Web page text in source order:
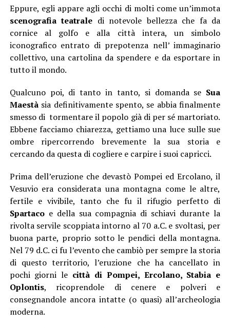
Eppure, egli appare agli occhi di molti come un’immota
scenografia teatrale di notevole bellezza che fa da
cornice al golfo e alla città intera, un simbolo
iconografico entrato di prepotenza nell’ immaginario
collettivo, una cartolina da spendere e da esportare in
tutto il mondo.
Qualcuno poi, di tanto in tanto, si domanda se Sua
Maestàsia definitivamente spento, se abbia finalmente
smesso di tormentare il popolo già di per sé martoriato.
Ebbene facciamo chiarezza, gettiamo una luce sulle sue
ombre ripercorrendo brevemente la sua storia e
cercando da questa di cogliere e carpire i suoi capricci.
Prima dell’eruzione che devastò Pompei ed Ercolano, il
Vesuvio era considerata una montagna come le altre,
fertile e vivibile, tanto che fu il rifugio perfetto di
Spartacoe della sua compagnia di schiavi durante la
rivolta servile scoppiata intorno al 70 a.C. e svoltasi, per
buona parte, proprio sotto le pendici della montagna.
Nel 79 d.C. ci fu l’evento che cambiò per sempre la storia
di questo territorio, l’eruzione che ha cancellato in
pochi giorni le città di Pompei, Ercolano, Stabia e
Oplontis, ricoprendole di cenere e polveri e
consegnandole ancora intatte (o quasi) all’archeologia
moderna.